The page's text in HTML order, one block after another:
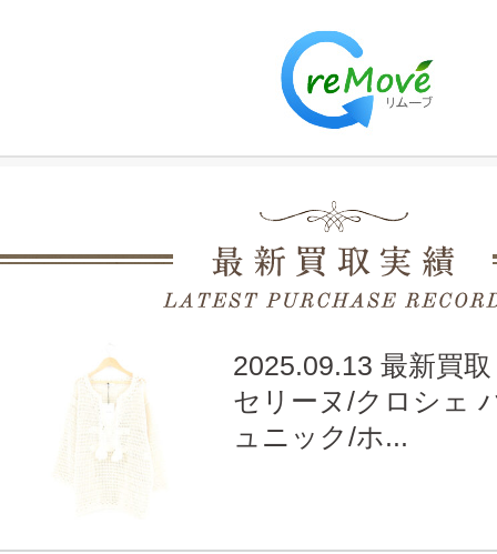
2025.09.13 最新買取
セリーヌ/クロシェ
ュニック/ホ...